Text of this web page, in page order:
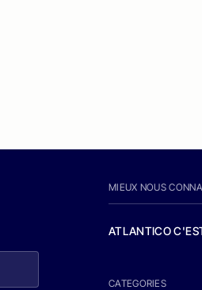
MIEUX NOUS
ATLANTICO
CATEGORIES